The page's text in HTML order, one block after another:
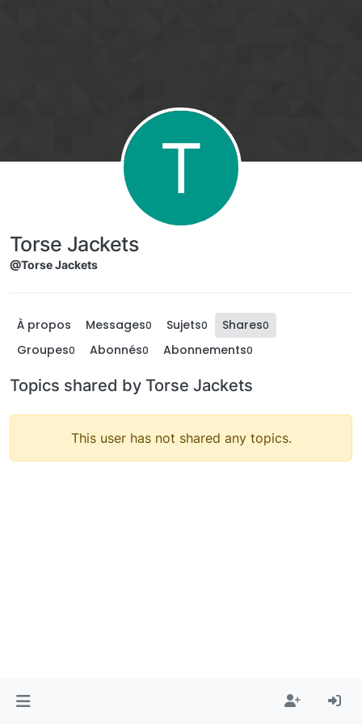
T
Torse Jackets
@Torse Jackets
À propos Messages0 Sujets0 Shares0
Groupes0 Abonnés0 Abonnements0
Topics shared by Torse Jackets
This user has not shared any topics.